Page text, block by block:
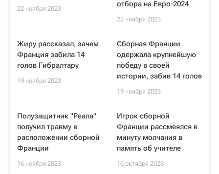
22 ноября 2023
отбора на Евро-2024
22 ноября 2023
Жиру рассказал, зачем
Франция забила 14
голов Гибралтару
19 ноября 2023
Сборная Франции
одержала крупнейшую
победу в своей
истории, забив 14 голов
19 ноября 2023
Полузащитник "Реала"
получил травму в
расположении сборной
Франции
16 ноября 2023
Игрок сборной
Франции рассмеялся в
минуту молчания в
память об учителе
16 октября 2023